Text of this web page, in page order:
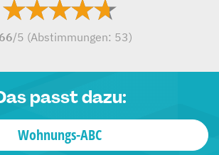
/5 (Abstimmungen: 53)
passt dazu:
Wohnungs-ABC